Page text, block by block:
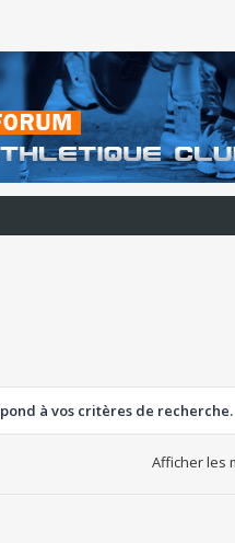
à vos critères de recherche.
Afficher les